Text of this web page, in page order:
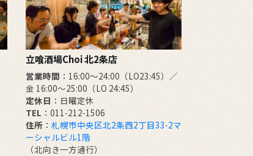
立喰酒場Choi 北2条店
営業時間 ：16:00～24:00（LO23:45）／
金 16:00～25:00（LO 24:45）
定休日 ：日曜定休
TEL ：011-212-1506
住所 ： 札幌市中央区北2条西2丁目33-2マ
ーシャルビル1階
（北向き一方通行）